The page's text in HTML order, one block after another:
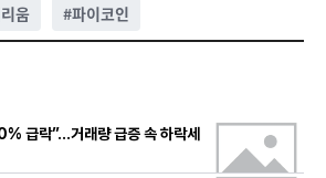
움 #파이코인
급락”…거래량 급증 속 하락세